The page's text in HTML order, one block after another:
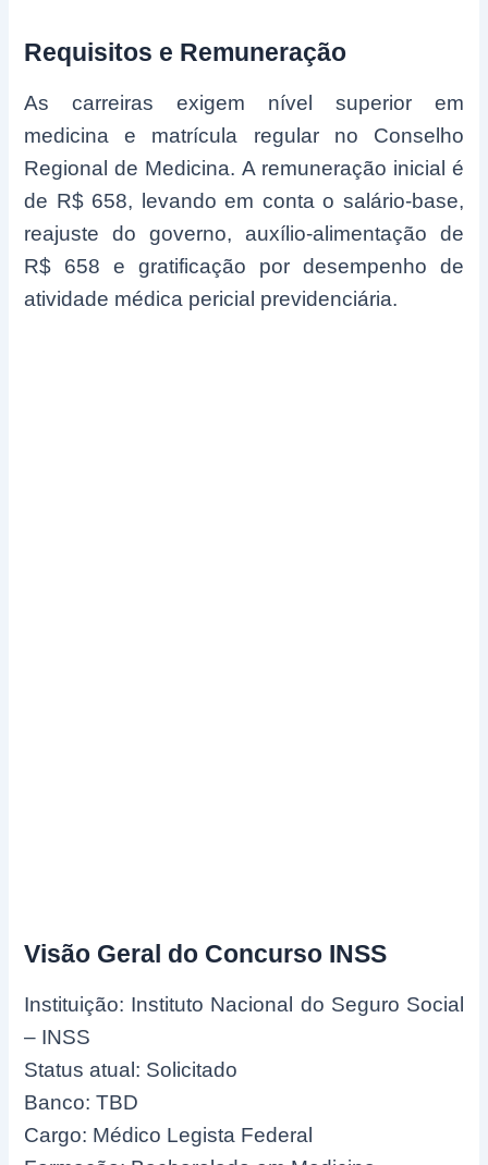
Requisitos e Remuneração
As carreiras exigem nível superior em
medicina e matrícula regular no Conselho
Regional de Medicina. A remuneração inicial é
de R$ 658, levando em conta o salário-base,
reajuste do governo, auxílio-alimentação de
R$ 658 e gratificação por desempenho de
atividade médica pericial previdenciária.
Visão Geral do Concurso INSS
Instituição: Instituto Nacional do Seguro Social
– INSS
Status atual: Solicitado
Banco: TBD
Cargo: Médico Legista Federal